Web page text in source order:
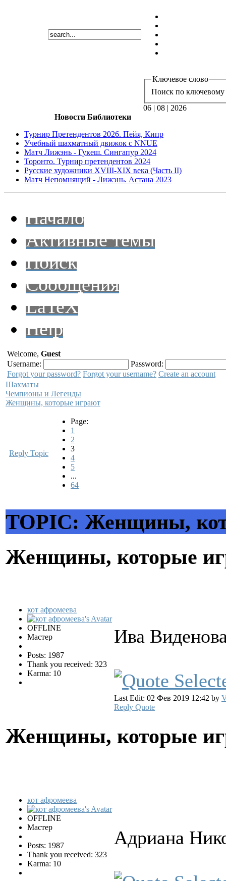
Ключевое слово
Поиск по ключевому
06 | 08 | 2026
Новости Библиотеки
Турнир Претендентов 2026. Пейя, Кипр
Учебный шахматный движок с NNUE
Матч Лижэнь - Гукеш. Сингапур 2024
Торонто. Турнир претендентов 2024
Русские художники XVIII-XIX века (Часть II)
Матч Непомнящий - Лижэнь. Астана 2023
Начало
Активные темы
Поиск
Сообщения
LaTeX
Help
Welcome, Guest
Username:
Password:
Forgot your password? Forgot your username? Create an account
Шахматы
Чемпионы и Легенды
Женщины, которые играют
Reply Topic
Page:
1
2
3
4
5
...
64
TOPIC: Женщины,
Женщины, которые
кот афромеева
OFFLINE
Мастер
Posts: 1987
Thank you received: 323
Karma: 10
Ива
Last Edit: 02 Фев 2019 12:42 by
Reply Quote
Женщины, которые
кот афромеева
OFFLINE
Мастер
Posts: 1987
Thank you received: 323
Karma: 10
Адриана